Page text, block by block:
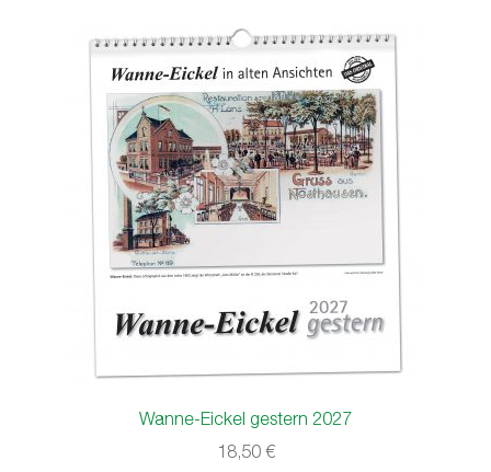
Wanne-Eickel gestern 2027
18,50 €